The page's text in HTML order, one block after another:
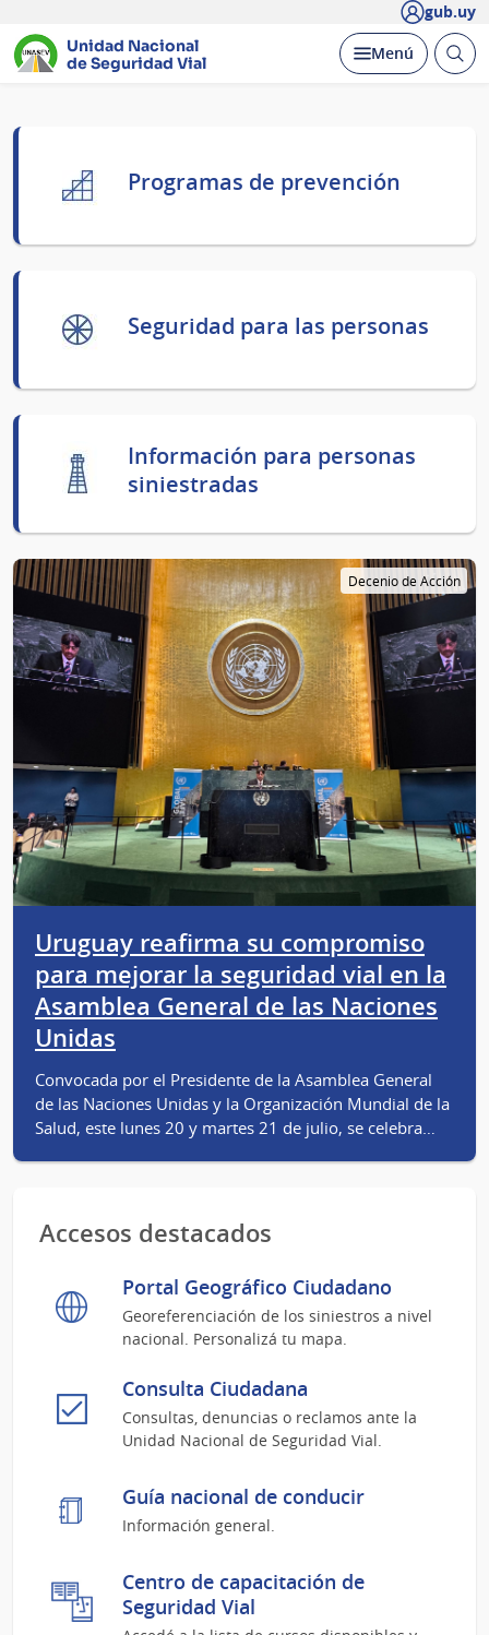
gub.uy
Unidad Nacional
de Seguridad Vial
Desplegar
Menú Abrir
Página
principalProgramas de prevención
Seguridad para las personas
Información para personas
siniestradas
Decenio de Acción
Uruguay reafirma su compromiso
para mejorar la seguridad vial en la
Asamblea General de las Naciones
Unidas
Convocada por el Presidente de la Asamblea General
de las Naciones Unidas y la Organización Mundial de la
Salud, este lunes 20 y martes 21 de julio, se celebra…
Accesos destacados
Portal Geográfico Ciudadano
Georeferenciación de los siniestros a nivel
nacional. Personalizá tu mapa.
Consulta Ciudadana
Consultas, denuncias o reclamos ante la
Unidad Nacional de Seguridad Vial.
Guía nacional de conducir
Información general.
Centro de capacitación de
Seguridad Vial